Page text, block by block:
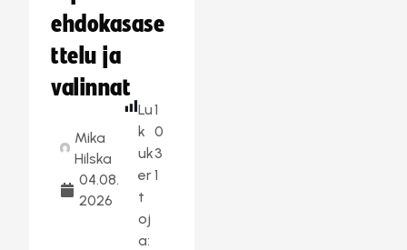
ehdokasase
ttelu ja
valinnat
Mika
Hilska
04.08.
2026
Lu
k
uk
er
t
oj
a:
1
0
3
1